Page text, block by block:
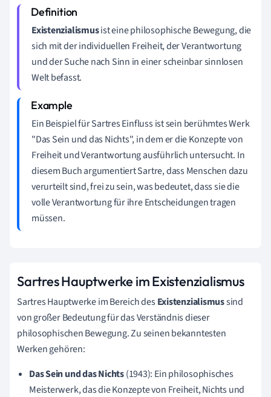
Existenzialismusist eine philosophische Bewegung, die
sich mit der individuellen Freiheit, der Verantwortung
und der Suche nach Sinn in einer scheinbar sinnlosen
Welt befasst.
Ein Beispiel für Sartres Einfluss ist sein berühmtes Werk
"Das Sein und das Nichts", in dem er die Konzepte von
Freiheit und Verantwortung ausführlich untersucht. In
diesem Buch argumentiert Sartre, dass Menschen dazu
verurteilt sind, frei zu sein, was bedeutet, dass sie die
volle Verantwortung für ihre Entscheidungen tragen
müssen.
Sartres Hauptwerke im Existenzialismus
Sartres Hauptwerke im Bereich desExistenzialismussind
von großer Bedeutung für das Verständnis dieser
philosophischen Bewegung. Zu seinen bekanntesten
Werken gehören:
Das Sein und das Nichts(1943): Ein philosophisches
Meisterwerk, das die Konzepte von Freiheit, Nichts und